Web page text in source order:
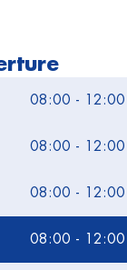
08:00 - 12:00
08:00 - 12:00
08:00 - 12:00
08:00 - 12:00